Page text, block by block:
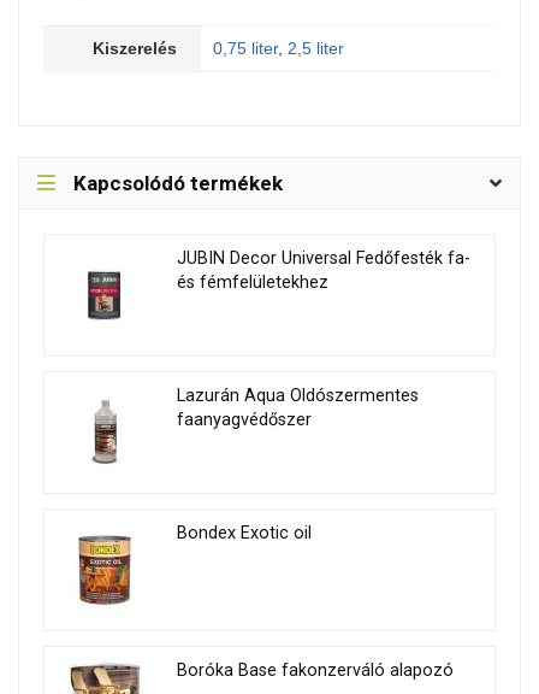
Kiszerelés 0,75 liter, 2,5 liter
Kapcsolódó termékek
JUBIN Decor Universal Fedőfesték fa-
és fémfelületekhez
Lazurán Aqua Oldószermentes
faanyagvédőszer
Bondex Exotic oil
Boróka Base fakonzerváló alapozó